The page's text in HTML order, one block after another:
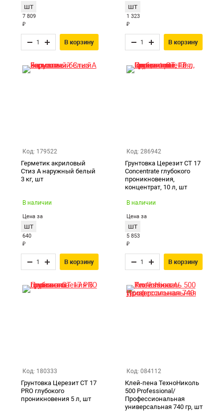
шт
7 809
₽
В корзину
шт
1 323
₽
В корзину
Код: 179522
Герметик акриловый
Стиз А наружный белый
3 кг, шт
В наличии
Цена за
шт
640
₽
В корзину
Код: 286942
Грунтовка Церезит CT 17
Concentrate глубокого
проникновения,
концентрат, 10 л, шт
В наличии
Цена за
шт
5 853
₽
В корзину
Код: 180333
Грунтовка Церезит CT 17
PRO глубокого
проникновения 5 л, шт
Код: 084112
Клей-пена ТехноНиколь
500 Professional/
Профессиональная
универсальная 740 гр, шт